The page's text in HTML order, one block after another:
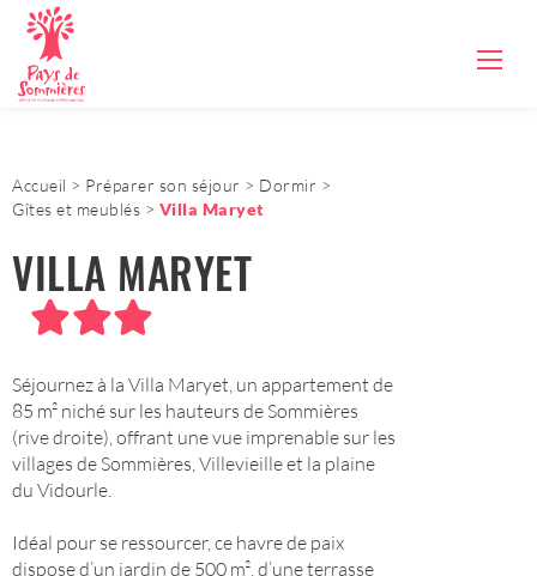
Accueil Préparer son séjour
Dormir
Gîtes et meublés
Villa Maryet
VILLA MARYET
Séjournez à la Villa Maryet, un appartement de
85 m² niché sur les hauteurs de Sommières
(rive droite), offrant une vue imprenable sur les
villages de Sommières, Villevieille et la plaine
du Vidourle.
Idéal pour se ressourcer, ce havre de paix
dispose d’un jardin de 500 m², d’une terrasse